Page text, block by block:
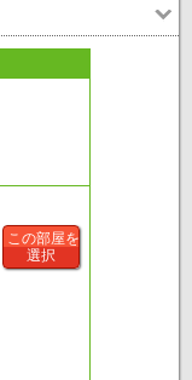
この部屋を
選択